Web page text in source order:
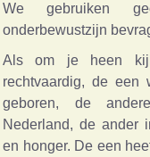
We gebruiken
onderbewustzijn
Als om je heen
rechtvaardig, de
geboren, de
Nederland, de ander
en honger. De een